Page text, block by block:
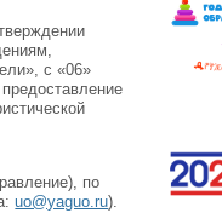
с «06»
по
uo@yaguo.ru).